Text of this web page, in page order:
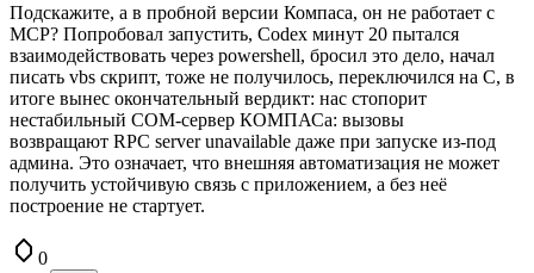
Подскажите, а в пробной версии Компаса, он не работает с
MCP? Попробовал запустить, Codex минут 20 пытался
взаимодействовать через powershell, бросил это дело, начал
писать vbs скрипт, тоже не получилось, переключился на С, в
итоге вынес окончательный вердикт: нас стопорит
нестабильный COM‑сервер КОМПАСа: вызовы
возвращают RPC server unavailable даже при запуске из‑под
админа. Это означает, что внешняя автоматизация не может
получить устойчивую связь с приложением, а без неё
построение не стартует.
0